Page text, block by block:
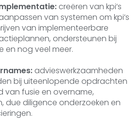
creëren van kpi’s
van systemen om kpi’s
van implementeerbare
ondersteunen bij
en nog veel meer.
advieswerkzaamheden
bij uiteenlopende opdrachten
van fusie en overname,
due diligence onderzoeken en